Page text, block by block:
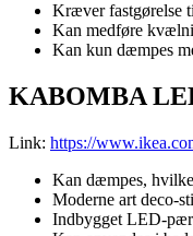
Kræver fastgørelse
Kan medføre
Kan kun dæmpes
KABOMBA
Link: https://
Kan dæmpes,
Moderne art deco-
Indbygget LED-